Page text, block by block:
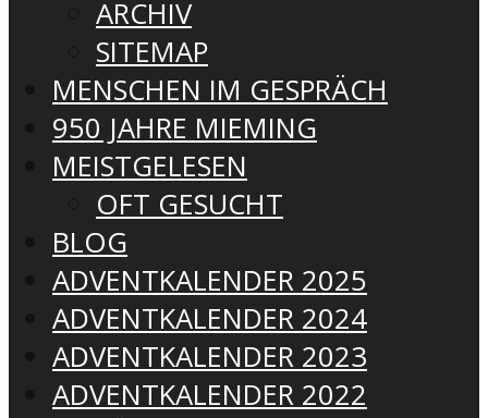
ARCHIV
SITEMAP
MENSCHEN IM GESPRÄCH
950 JAHRE MIEMING
MEISTGELESEN
OFT GESUCHT
BLOG
ADVENTKALENDER 2025
ADVENTKALENDER 2024
ADVENTKALENDER 2023
ADVENTKALENDER 2022